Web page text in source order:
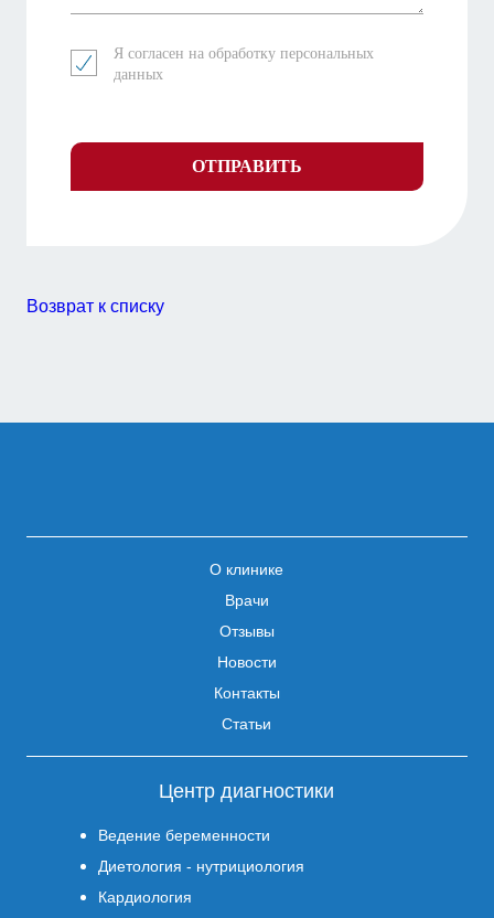
Я согласен на обработку персональных
данных
ОТПРАВИТЬ
Возврат к списку
О клинике
Врачи
Отзывы
Новости
Контакты
Статьи
Центр диагностики
Ведение беременности
Диетология - нутрициология
Кардиология